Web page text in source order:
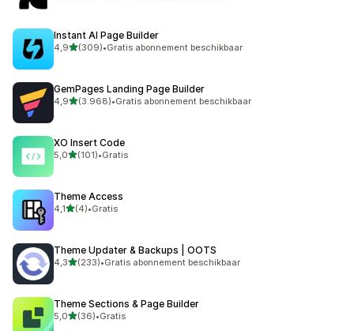
Instant AI Page Builder
4,9van 5 sterren
(309)
309 recensies in totaal
•Gratis abonnement beschikbaar
GemPages Landing Page Builder
4,9van 5 sterren
(3.968)
3968 recensies in totaal
•Gratis abonnement beschikbaar
XO Insert Code
5,0van 5 sterren
(101)
101 recensies in totaal
•Gratis
Theme Access
4,1van 5 sterren
(4)
4 recensies in totaal
•Gratis
Theme Updater & Backups | OOTS
4,3van 5 sterren
(233)
233 recensies in totaal
•Gratis abonnement beschikbaar
Theme Sections & Page Builder
5,0van 5 sterren
(36)
36 recensies in totaal
•Gratis